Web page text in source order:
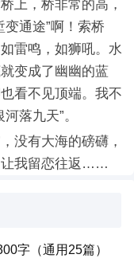
，桥非常的高，
通途”啊！索桥
雷鸣，如狮吼。水
变成了幽幽的蓝
看不见顶端。我不
落九天”。
有大海的磅礴，
让我留恋往返……
字（通用25篇）